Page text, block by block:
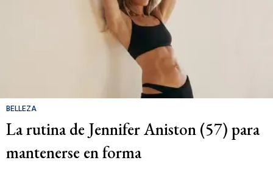
BELLEZA
La rutina de Jennifer Aniston (57) para
mantenerse en forma